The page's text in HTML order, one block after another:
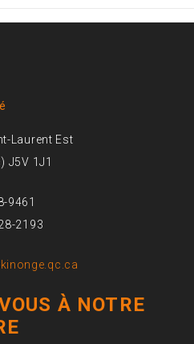
Laurent Est
J5V 1J1
9461
2193
À NOTRE